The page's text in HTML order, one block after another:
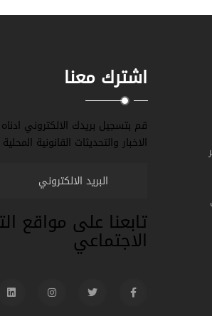
اشترك معنا
قم بتسجيل بريدك الالكتروني
الاخبار والتحديثات القانونية
تابعنا على مواقع
الاجتماعي